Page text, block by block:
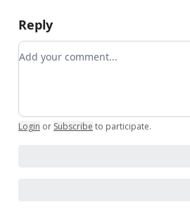
Reply
Add your comment
Login or Subscribe to participate.